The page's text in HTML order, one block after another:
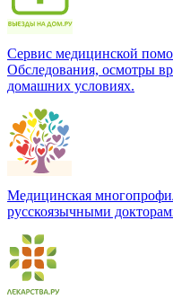
Сервис медицинской
Обследования, осмотры
домашних условиях.
Медицинская
русскоязычными